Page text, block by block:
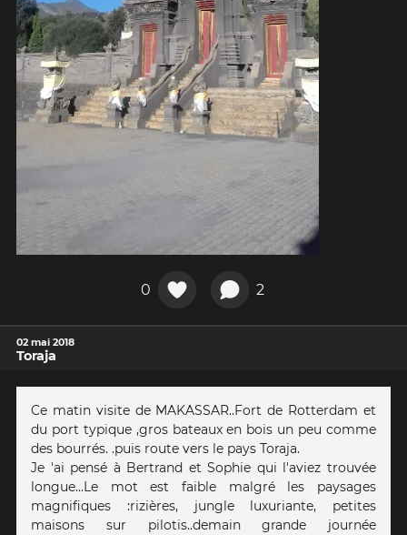
0 2
02 mai 2018
Toraja
Ce matin visite de MAKASSAR..Fort de Rotterdam et
du port typique ,gros bateaux en bois un peu comme
des bourrés. .puis route vers le pays Toraja.
Je 'ai pensé à Bertrand et Sophie qui l'aviez trouvée
longue...Le mot est faible malgré les paysages
magnifiques :rizières, jungle luxuriante, petites
maisons sur pilotis..demain grande journée